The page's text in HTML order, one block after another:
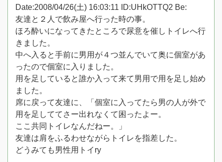
Date:2008/04/26(土) 16:03:11 ID:UHkOTTQ2 Be:
友達と２人で飲み屋へ行った時の事。
ほろ酔いになってきたところで尿意を催しトイレへ行
きました。
中へ入ると手前に男用が４つ並んでいて奥に個室があ
ったので個室に入りました。
用を足していると誰か入って来て男用で用を足し始め
ました。
席に戻って友達に、「個室に入ってたら男の人が外で
用を足しててさー出れなくて困ったよー。
ここ共同トイレなんだねー。」
友達は肩をふるわせながらトイレを指差した。
どうみても男性用トイry